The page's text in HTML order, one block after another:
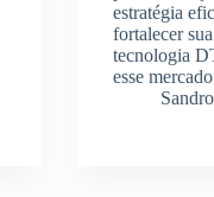
estratégia
fortalecer
tecnologia
esse